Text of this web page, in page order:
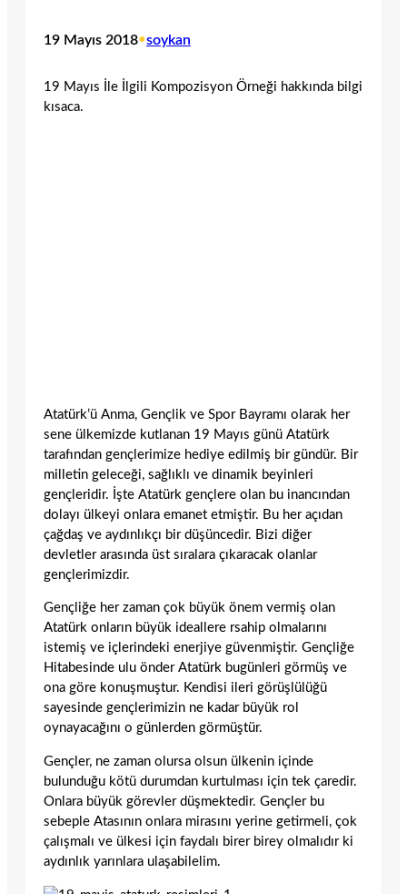
19 Mayıs 2018•soykan
19 Mayıs İle İlgili Kompozisyon Örneği hakkında bilgi
kısaca.
Atatürk’ü Anma, Gençlik ve Spor Bayramı olarak her
sene ülkemizde kutlanan 19 Mayıs günü Atatürk
tarafından gençlerimize hediye edilmiş bir gündür. Bir
milletin geleceği, sağlıklı ve dinamik beyinleri
gençleridir. İşte Atatürk gençlere olan bu inancından
dolayı ülkeyi onlara emanet etmiştir. Bu her açıdan
çağdaş ve aydınlıkçı bir düşüncedir. Bizi diğer
devletler arasında üst sıralara çıkaracak olanlar
gençlerimizdir.
Gençliğe her zaman çok büyük önem vermiş olan
Atatürk onların büyük ideallere rsahip olmalarını
istemiş ve içlerindeki enerjiye güvenmiştir. Gençliğe
Hitabesinde ulu önder Atatürk bugünleri görmüş ve
ona göre konuşmuştur. Kendisi ileri görüşlülüğü
sayesinde gençlerimizin ne kadar büyük rol
oynayacağını o günlerden görmüştür.
Gençler, ne zaman olursa olsun ülkenin içinde
bulunduğu kötü durumdan kurtulması için tek çaredir.
Onlara büyük görevler düşmektedir. Gençler bu
sebeple Atasının onlara mirasını yerine getirmeli, çok
çalışmalı ve ülkesi için faydalı birer birey olmalıdır ki
aydınlık yarınlara ulaşabilelim.